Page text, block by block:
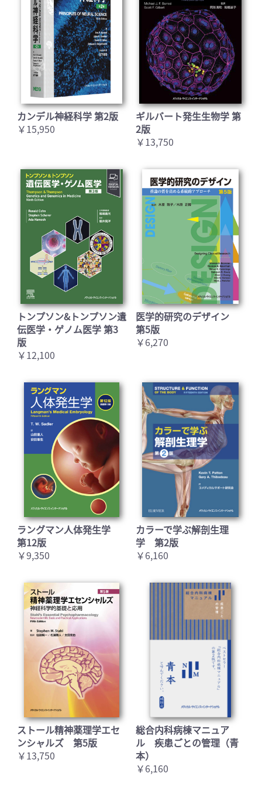
お買い物を続ける カートへ進む
カンデル神経科学 第2版
￥15,950
ギルバート発生生物学 第
2版
￥13,750
トンプソン&トンプソン遺
伝医学・ゲノム医学 第3
版
￥12,100
医学的研究のデザイン
第5版
￥6,270
ラングマン人体発生学
第12版
￥9,350
カラーで学ぶ解剖生理
学 第2版
￥6,160
ストール精神薬理学エセ
ンシャルズ 第5版
￥13,750
総合内科病棟マニュア
ル 疾患ごとの管理（青
本）
￥6,160